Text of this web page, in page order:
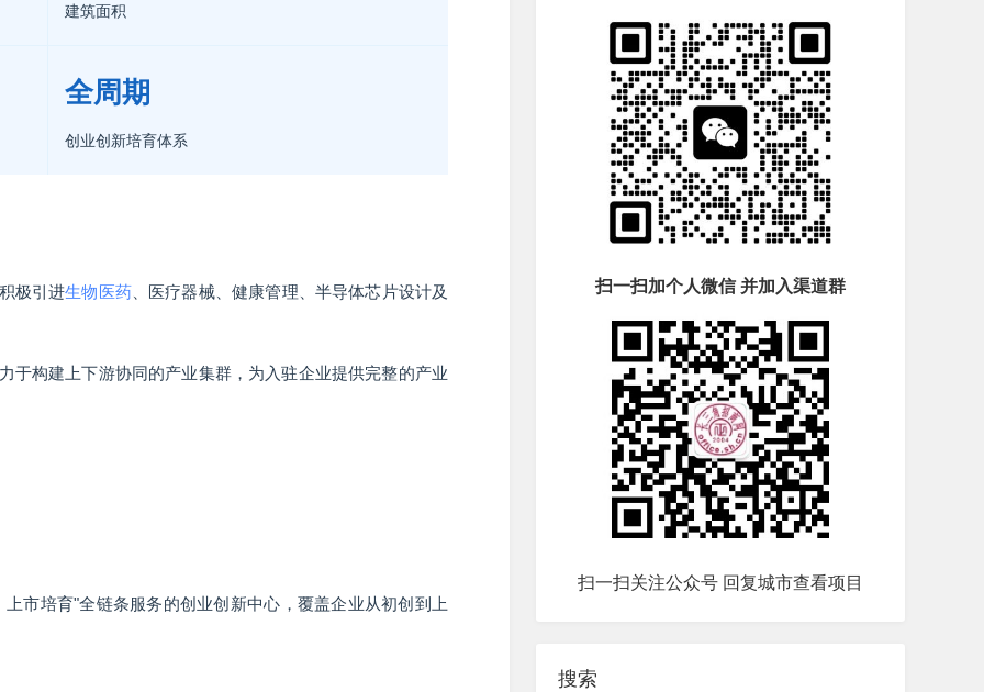
建筑面积
全周期
创业创新培育体系
极引进生物医药、医疗器械、健康管理、半导体芯片设计及
于构建上下游协同的产业集群，为入驻企业提供完整的产业
市培育"全链条服务的创业创新中心，覆盖企业从初创到上
扫一扫加个人微信 并加入渠道群
扫一扫关注公众号 回复城市查看项目
搜索